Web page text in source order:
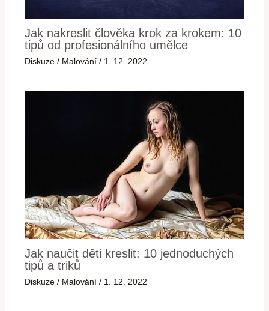
Jak nakreslit člověka krok za krokem: 10
tipů od profesionálního umělce
Diskuze / Malování / 1. 12. 2022
Jak naučit děti kreslit: 10 jednoduchých
tipů a triků
Diskuze / Malování / 1. 12. 2022